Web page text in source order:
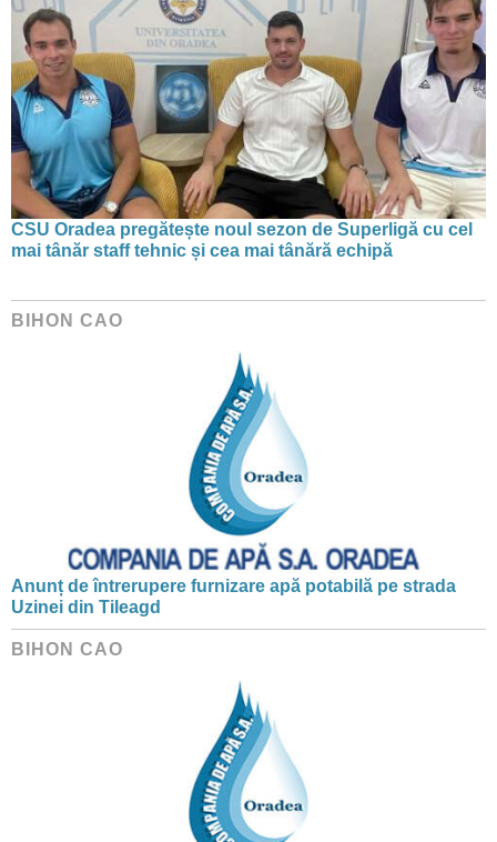
CSU Oradea pregătește noul sezon de Superligă cu cel
mai tânăr staff tehnic și cea mai tânără echipă
BIHON CAO
Anunț de întrerupere furnizare apă potabilă pe strada
Uzinei din Tileagd
BIHON CAO